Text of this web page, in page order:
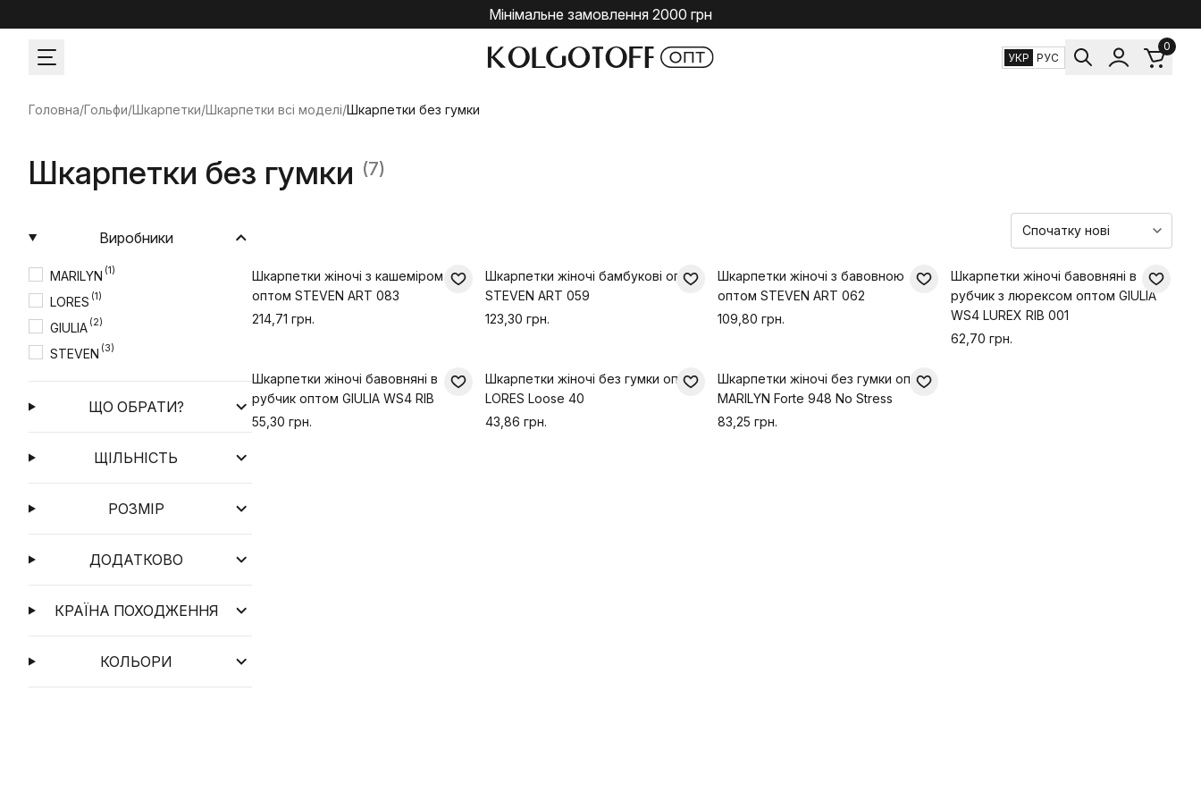
Мінімальне замовлення 2000 грн
УКР РУС
0
Головна/Гольфи/Шкарпетки/Шкарпетки всі моделі/Шкарпетки без гумки
Шкарпетки без гумки (7)
Виробники
MARILYN (1)
LORES (1)
GIULIA (2)
STEVEN (3)
ЩО ОБРАТИ?
ЩІЛЬНІСТЬ
РОЗМІР
ДОДАТКОВО
КРАЇНА ПОХОДЖЕННЯ
КОЛЬОРИ
Шкарпетки жіночі з кашеміром
оптом STEVEN ART 083
214,71 грн.
Шкарпетки жіночі бамбукові оптом
STEVEN ART 059
123,30 грн.
Шкарпетки жіночі з бавовною
оптом STEVEN ART 062
109,80 грн.
Шкарпетки жіночі бавовняні в
рубчик з люрексом оптом GIULIA
WS4 LUREX RIB 001
62,70 грн.
Шкарпетки жіночі бавовняні в
рубчик оптом GIULIA WS4 RIB
55,30 грн.
Шкарпетки жіночі без гумки оптом
LORES Loose 40
43,86 грн.
Шкарпетки жіночі без гумки оптом
MARILYN Forte 948 No Stress
83,25 грн.